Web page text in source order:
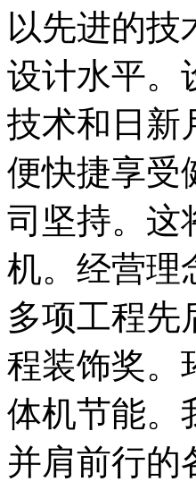
以先进的技
设计水平。
技术和日新
便快捷享受
司坚持。这
机。经营理
多项工程先
程装饰奖。
体机节能。
并肩前行的